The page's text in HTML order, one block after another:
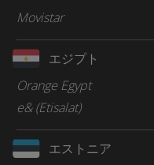
Movistar
エジプト
Orange Egypt
e& (Etisalat)
エストニア